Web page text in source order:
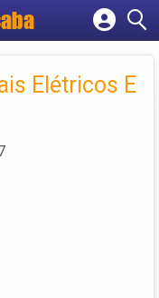
empresa
Elétricos E